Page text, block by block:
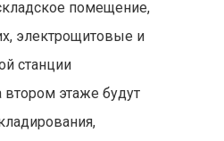
помещение,
электрощитовые и
станции
этаже будут